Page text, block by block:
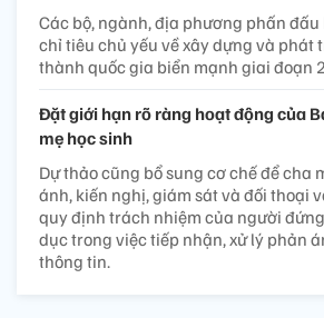
Các bộ, ngành, địa phương phấn
chỉ tiêu chủ yếu về xây dựng và phát
thành quốc gia biển mạnh giai đoạn
Đặt giới hạn rõ ràng hoạt động của
mẹ học sinh
Dự thảo cũng bổ sung cơ chế để cha
ánh, kiến nghị, giám sát và đối thoại
quy định trách nhiệm của người
dục trong việc tiếp nhận, xử lý phản
thông tin.